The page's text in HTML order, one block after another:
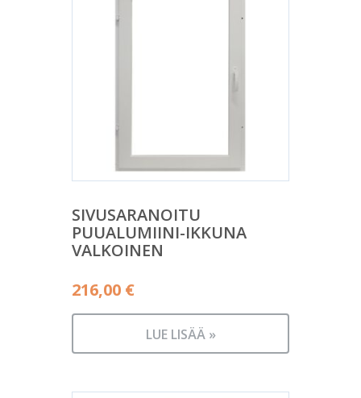
SIVUSARANOITU
PUUALUMIINI-IKKUNA
VALKOINEN
216,00 €
LUE LISÄÄ »